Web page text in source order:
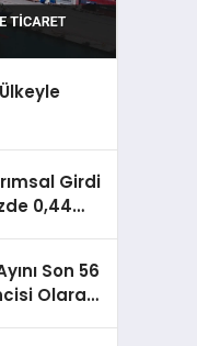
Girdi
0,44
Son 56
Olarak